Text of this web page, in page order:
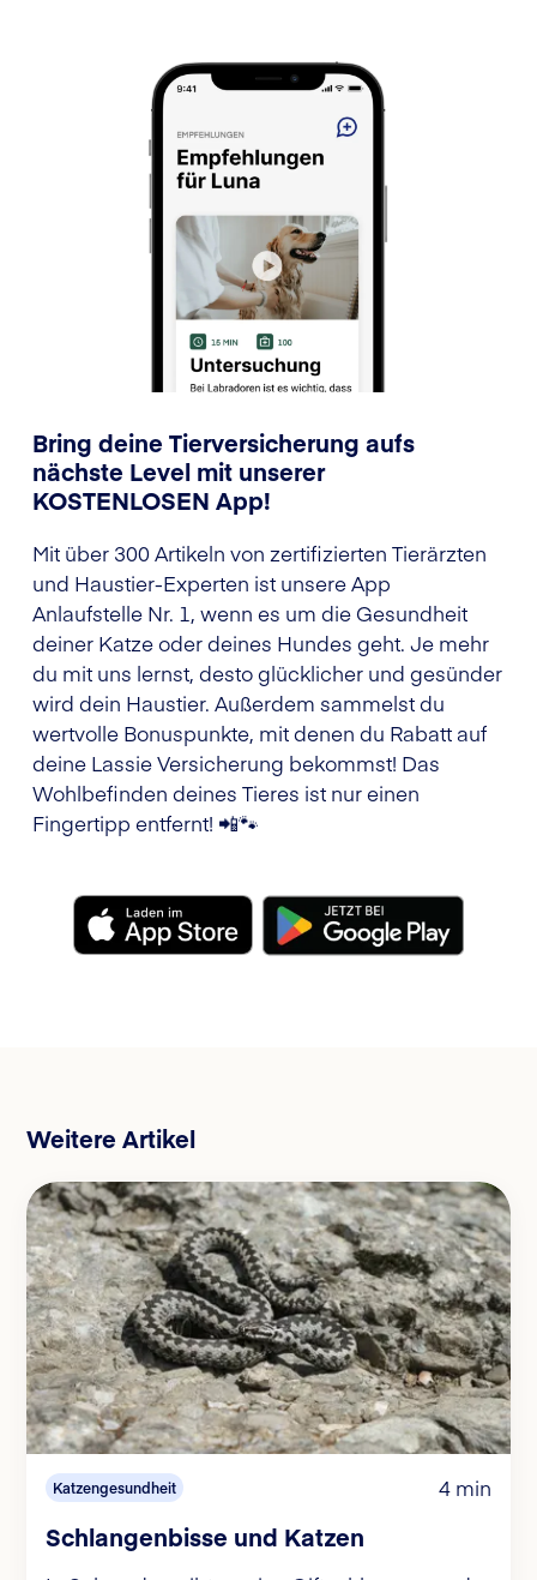
Bring deine Tierversicherung aufs
nächste Level mit unserer
KOSTENLOSEN App!
Mit über 300 Artikeln von zertifizierten Tierärzten
und Haustier-Experten ist unsere App
Anlaufstelle Nr. 1, wenn es um die Gesundheit
deiner Katze oder deines Hundes geht. Je mehr
du mit uns lernst, desto glücklicher und gesünder
wird dein Haustier. Außerdem sammelst du
wertvolle Bonuspunkte, mit denen du Rabatt auf
deine Lassie Versicherung bekommst! Das
Wohlbefinden deines Tieres ist nur einen
Fingertipp entfernt! 📲🐾
Weitere Artikel
Katzengesundheit 4 min
Schlangenbisse und Katzen